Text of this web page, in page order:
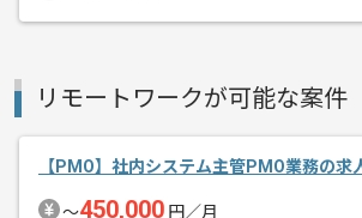
リモートワークが可能な案件
【PMO】社内システム主管PMO業務の求
〜450,000 円／月